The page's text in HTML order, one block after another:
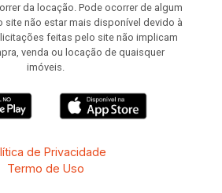
da locação. Pode ocorrer de algum
site não estar mais disponível devido à
feitas pelo site não implicam
venda ou locação de quaisquer
imóveis.
de Privacidade
Termo de Uso